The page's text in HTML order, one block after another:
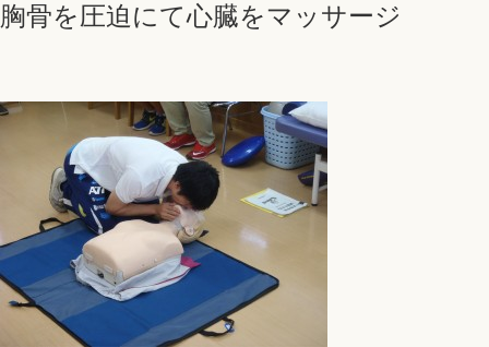
胸骨を圧迫にて心臓をマッサージ